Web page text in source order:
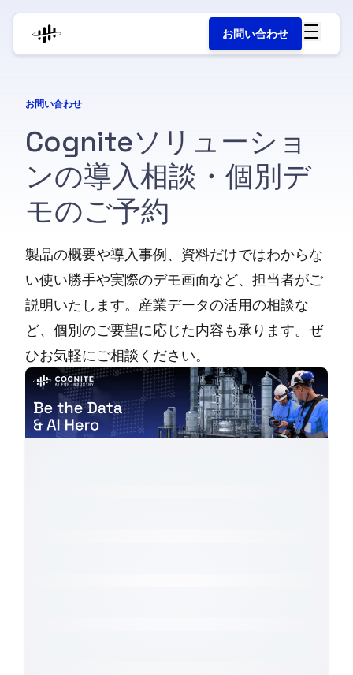
お問い合わせ
お問い合わせ
Cogniteソ リ ューシ ョ
ンの導入相談 ・ 個別デ
モのご予約
製品の概要や導入事例、資料だけではわからな
い使い勝手や実際のデモ画面など、担当者がご
説明いたします。産業データの活用の相談な
ど、個別のご要望に応じた内容も承ります。ぜ
ひお気軽にご相談ください。